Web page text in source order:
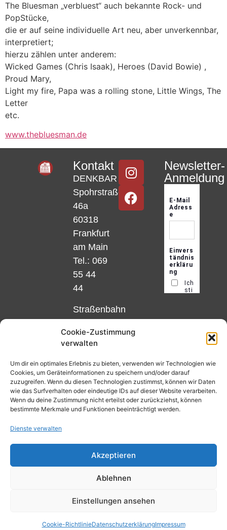
Cookie-Zustimmung
verwalten
Um dir ein optimales Erlebnis zu bieten, verwenden wir Technologien wie
Cookies, um Geräteinformationen zu speichern und/oder darauf
zuzugreifen. Wenn du diesen Technologien zustimmst, können wir Daten
wie das Surfverhalten oder eindeutige IDs auf dieser Website verarbeiten.
Wenn du deine Zustimmung nicht erteilst oder zurückziehst, können
bestimmte Merkmale und Funktionen beeinträchtigt werden.
Dienste verwalten
Akzeptieren
Ablehnen
Einstellungen ansehen
Cookie-RichtlinieDatenschutzerklärungImpressum
The Bluesman „verbluest“ auch bekannte Rock- und
PopStücke,
die er auf seine individuelle Art neu, aber unverkennbar,
interpretiert;
hierzu zählen unter anderem:
Wicked Games (Chris Isaak), Heroes (David Bowie) ,
Proud Mary,
Light my fire, Papa was a rolling stone, Little Wings, The
Letter
etc.
www.thebluesman.de
Kontakt
DENKBAR
Spohrstraße
46a
60318
Frankfurt
am Main
Tel.: 069
55 44
44
Straßenbahn
und 12,
Matthias-
Beltz-
Platz
oder
Haltestelle
Nibelungenplatz/FH
Newsletter-
Anmeldung
Datenschutzerklärung
Cookie-Richtlinie (EU)